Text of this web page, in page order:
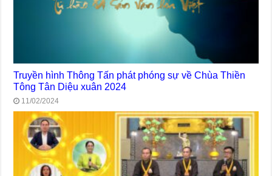
Truyền hình Thông Tấn phát phóng sự về Chùa Thiền
Tông Tân Diệu xuân 2024
11/02/2024